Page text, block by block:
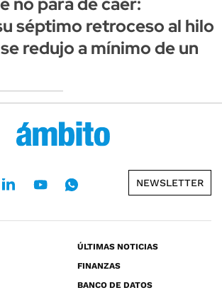
séptimo retroceso al hilo
redujo a mínimo de un
NEWSLETTER
ÚLTIMAS NOTICIAS
FINANZAS
BANCO DE DATOS